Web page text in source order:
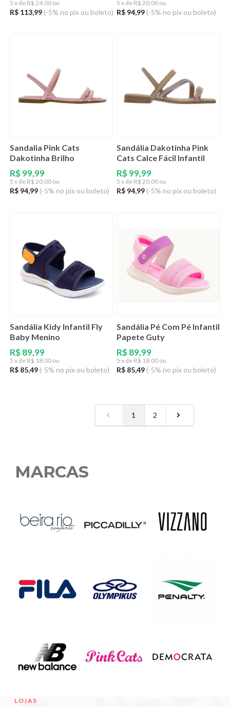
5 x de R$ 24,00 ou
R$ 113,99 (-5% no pix ou boleto)
5 x de R$ 20,00 ou
R$ 94,99 (-5% no pix ou boleto)
Sandalia Pink Cats
Dakotinha Brilho
R$ 99,99
5 x de R$ 20,00 ou
R$ 94,99 (-5% no pix ou boleto)
Sandália Dakotinha Pink
Cats Calce Fácil Infantil
R$ 99,99
5 x de R$ 20,00 ou
R$ 94,99 (-5% no pix ou boleto)
Sandália Kidy Infantil Fly
Baby Menino
R$ 89,99
5 x de R$ 18,00 ou
R$ 85,49 (-5% no pix ou boleto)
Sandália Pé Com Pé Infantil
Papete Guty
R$ 89,99
5 x de R$ 18,00 ou
R$ 85,49 (-5% no pix ou boleto)
1 2
MARCAS
LOJAS